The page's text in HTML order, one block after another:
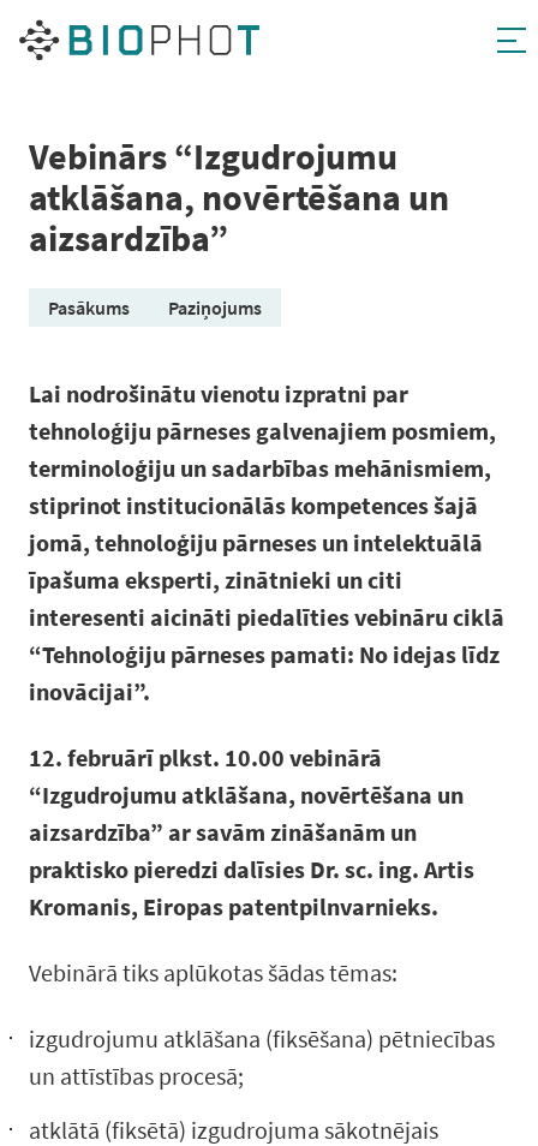
Pāriet
Vebinārs “Izgudrojumu
atklāšana, novērtēšana un
aizsardzība”
Pasākums Paziņojums
Lai nodrošinātu vienotu izpratni par
tehnoloģiju pārneses galvenajiem posmiem,
terminoloģiju un sadarbības mehānismiem,
stiprinot institucionālās kompetences šajā
jomā, tehnoloģiju pārneses un intelektuālā
īpašuma eksperti, zinātnieki un citi
interesenti aicināti piedalīties vebināru ciklā
“Tehnoloģiju pārneses pamati: No idejas līdz
inovācijai”.
12. februārī plkst. 10.00 vebinārā
“Izgudrojumu atklāšana, novērtēšana un
aizsardzība” ar savām zināšanām un
praktisko pieredzi dalīsies Dr. sc. ing. Artis
Kromanis, Eiropas patentpilnvarnieks.
Vebinārā tiks aplūkotas šādas tēmas:
izgudrojumu atklāšana (fiksēšana) pētniecības
un attīstības procesā;
atklātā (fiksētā) izgudrojuma sākotnējais